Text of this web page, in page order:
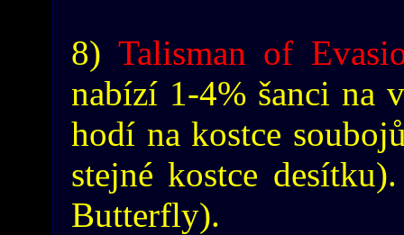
8) Talisman of
nabízí 1-4% šanci na
hodí na kostce
stejné kostce
Butterfly).